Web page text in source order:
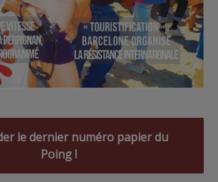
le dernier numéro papier du
Poing !